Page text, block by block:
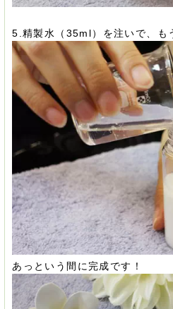
5.精製水（35ml）を注いで、も
あっという間に完成です！